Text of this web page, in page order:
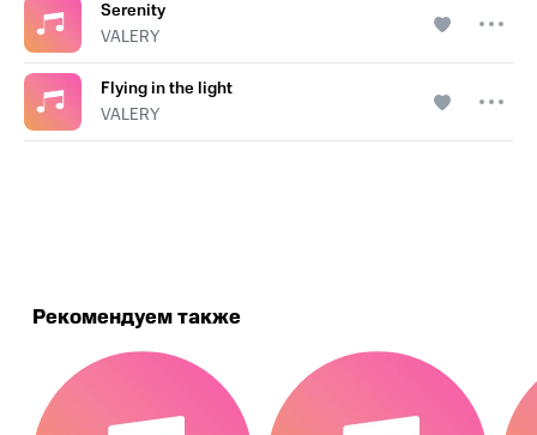
Serenity
VALERY
Flying in the light
VALERY
Рекомендуем также